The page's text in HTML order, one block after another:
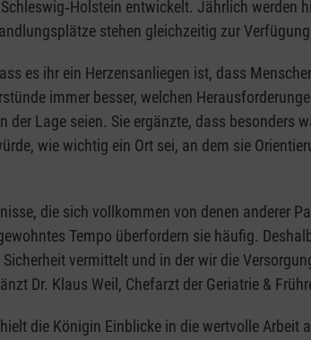
entwickelt. Jährlich werden
stehen gleichzeitig zur
es ihr ein Herzensanliegen ist, dass
immer besser, welchen
Lage seien. Sie ergänzte, dass besonders
wie wichtig ein Ort sei, an dem sie
die sich vollkommen von denen anderer
Tempo überfordern sie häufig.
vermittelt und in der wir die
Dr. Klaus Weil, Chefarzt der Geriatrie &
die Königin Einblicke in die wertvolle Arbeit